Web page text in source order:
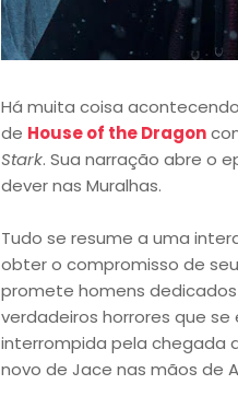
Há muita coisa
de House of the Dragon
Stark. Sua narração abre o
dever nas Muralhas.
Tudo se resume a uma
obter o compromisso de
promete homens
verdadeiros horrores que
interrompida pela chegada
novo de Jace nas mãos de